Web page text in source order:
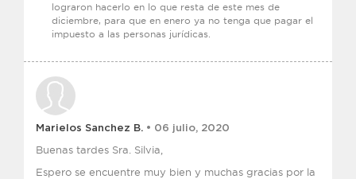
lograron hacerlo en lo que resta de este mes de
diciembre, para que en enero ya no tenga que pagar el
impuesto a las personas jurídicas.
Marielos Sanchez B. • 06 julio, 2020
Buenas tardes Sra. Silvia,
Espero se encuentre muy bien y muchas gracias por la